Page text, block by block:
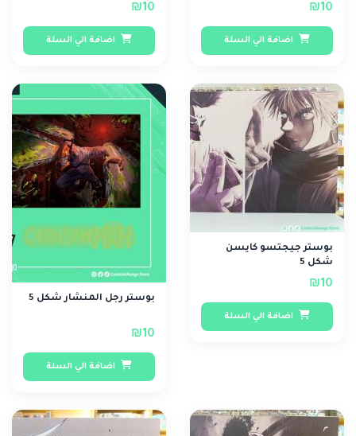
₪10
اضافة الي السلة
₪10
اضافة الي السلة
بوستر جيجتسو كايسن
شكل 5
₪10
اضافة الي السلة
بوستر رجل المنشار شكل 5
₪10
اضافة الي السلة